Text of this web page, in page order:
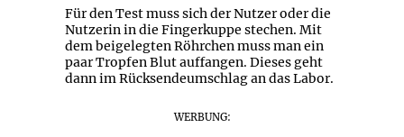
Für den Test muss sich der Nutzer oder die
Nutzerin in die Fingerkuppe stechen. Mit
dem beigelegten Röhrchen muss man ein
paar Tropfen Blut auffangen. Dieses geht
dann im Rücksendeumschlag an das Labor.
WERBUNG: